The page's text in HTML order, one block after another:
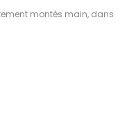
montés main, dans